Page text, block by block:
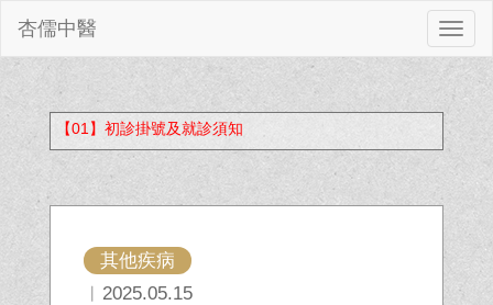
切
換
杏儒中醫
【01】初診掛號及就診須知
其他疾病
︱2025.05.15